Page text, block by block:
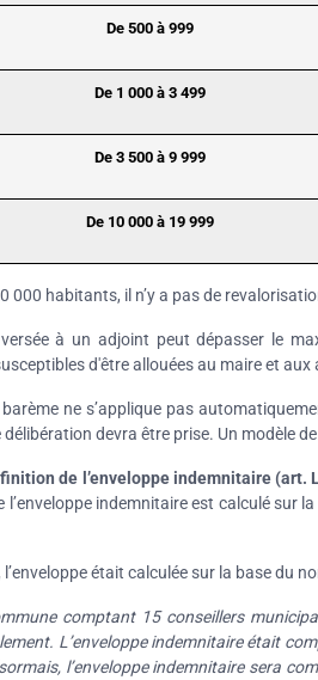
De 500 à 999
De 1 000 à 3 499
De 3 500 à 9 999
De 10 000 à 19 999
000 habitants, il n’y a pas de
à un adjoint peut dépasser le
d'être allouées au maire et
ne s’applique pas
délibération devra être prise. Un modèle
de l’enveloppe indemnitaire (art.
l’enveloppe indemnitaire est calculé sur
était calculée sur la base du
comptant 15 conseillers
L’enveloppe indemnitaire était
l’enveloppe indemnitaire sera